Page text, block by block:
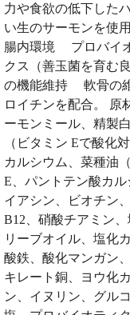
力や食欲の低下した
い生のサーモンを使
腸内環境 プロバイ
クス（善玉菌を育む
の機能維持 軟骨の
ロイチンを配合。 原
ーモンミール、精製
（ビタミン Eで酸化
カルシウム、菜種油
E、パントテン酸カ
イアシン、ビオチン
B12、硝酸チアミン
リーブオイル、塩化
酸鉄、酸化マンガン
キレート銅、ヨウ化
ン、イヌリン、グル